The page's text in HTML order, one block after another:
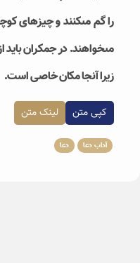
را گم مى‏كنند و چيزهاى
مى‏خواهند. در جمكران
زيرا آنجا مکان خاصى است.
کپی متن لینک متن
آداب دعا دعا